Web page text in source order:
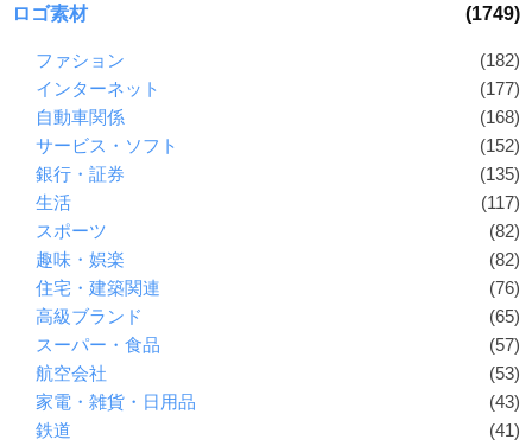
ロゴ素材 (1749)
ファション
(182)
インターネット
(177)
自動車関係
(168)
サービス・ソフト
(152)
銀行・証券
(135)
生活
(117)
スポーツ
(82)
趣味・娯楽
(82)
住宅・建築関連
(76)
高級ブランド
(65)
スーパー・食品
(57)
航空会社
(53)
家電・雑貨・日用品
(43)
鉄道
(41)